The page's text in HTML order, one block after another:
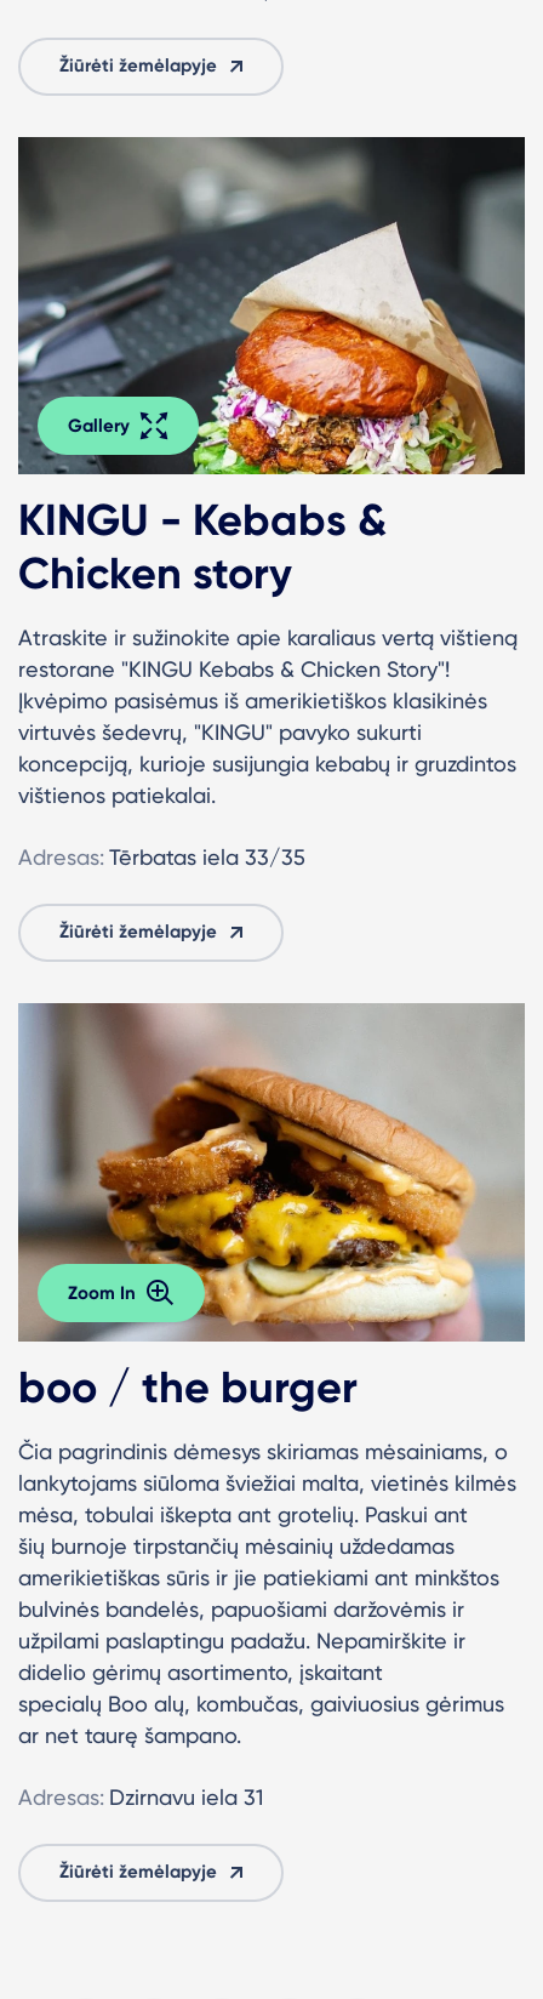
Žiūrėti žemėlapyje
Gallery
KINGU - Kebabs &
Chicken story
Atraskite ir sužinokite apie karaliaus vertą vištieną
restorane "KINGU Kebabs & Chicken Story"!
Įkvėpimo pasisėmus iš amerikietiškos klasikinės
virtuvės šedevrų, "KINGU" pavyko sukurti
koncepciją, kurioje susijungia kebabų ir gruzdintos
vištienos patiekalai.
Adresas: Tērbatas iela 33/35
Žiūrėti žemėlapyje
Zoom In
boo / the burger
Čia pagrindinis dėmesys skiriamas mėsainiams, o
lankytojams siūloma šviežiai malta, vietinės kilmės
mėsa, tobulai iškepta ant grotelių. Paskui ant
šių burnoje tirpstančių mėsainių uždedamas
amerikietiškas sūris ir jie patiekiami ant minkštos
bulvinės bandelės, papuošiami daržovėmis ir
užpilami paslaptingu padažu. Nepamirškite ir
didelio gėrimų asortimento, įskaitant
specialų Boo alų, kombučas, gaiviuosius gėrimus
ar net taurę šampano.
Adresas: Dzirnavu iela 31
Žiūrėti žemėlapyje